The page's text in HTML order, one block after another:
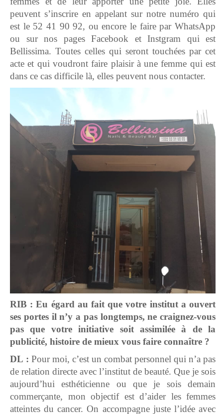
peuvent s’inscrire en appelant sur notre numéro qui
est le 52 41 90 92, ou encore le faire par WhatsApp
ou sur nos pages Facebook et Instgram qui est
Bellissima. Toutes celles qui seront touchées par cet
acte et qui voudront faire plaisir à une femme qui est
dans ce cas difficile là, elles peuvent nous contacter.
RIB : Eu égard au fait que votre institut a ouvert
ses portes il n’y a pas longtemps, ne craignez-vous
pas que votre initiative soit assimilée à de la
publicité, histoire de mieux vous faire connaître ?
DL : Pour moi, c’est un combat personnel qui n’a pas
de relation directe avec l’institut de beauté. Que je sois
aujourd’hui esthéticienne ou que je sois demain
commerçante, mon objectif est d’aider les femmes
atteintes du cancer. On accompagne juste l’idée avec